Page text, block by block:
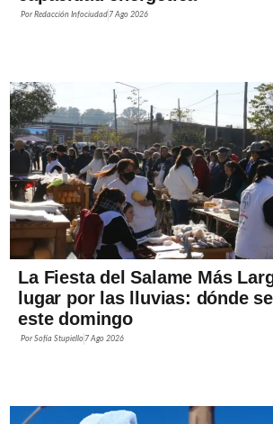
PorRedacción Infociudad 7 Ago 2026
La Fiesta del Salame Más
lugar por las lluvias: dónde
este domingo
PorSofía Stupiello 7 Ago 2026